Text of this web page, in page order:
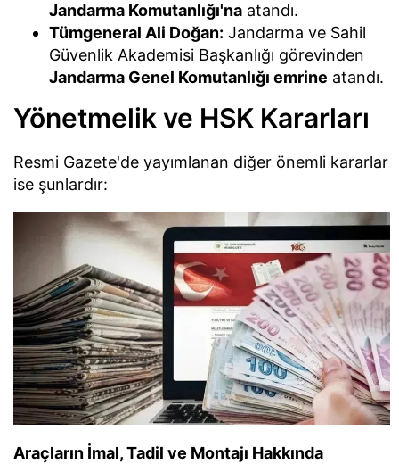
Jandarma Komutanlığı'na atandı.
Tümgeneral Ali Doğan: Jandarma ve Sahil
Güvenlik Akademisi Başkanlığı görevinden
Jandarma Genel Komutanlığı emrine atandı.
Yönetmelik ve HSK Kararları
Resmi Gazete'de yayımlanan diğer önemli kararlar
ise şunlardır:
Araçların İmal, Tadil ve Montajı Hakkında